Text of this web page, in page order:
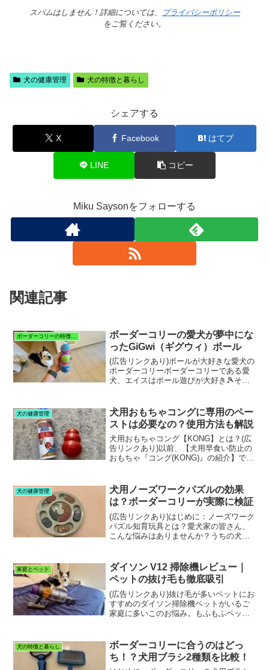
スパムはしません！詳細については、
プライバシーポリシー
をご覧ください。
犬の健康管理 犬の特徴と暮らし
シェアする
X Facebook はてブ
LINE コピー
Miku Saysonをフォローする
関連記事
ボーダーコリーの愛犬が夢中にな
ったGiGwi（ギグウィ）ボール
(広告リンクあり)ボールが大好きな愛犬の
ボーダーコリーボーダーコリーである愛
犬、エイスはボール遊びが大好き🎾それ
特に「ギグウィ (GiGwi)」というメーカー
のボールが...
犬の健康管理
犬用おもちゃコングに専用のペー
ストは必要なの？使用方法も解説
犬用おもちゃコング【KONG】とは？(広
告リンクあり)以前、【犬用早食い防止の
おもちゃ『コング(KONG)』の紹介】でも
ちゃ。愛犬がおやつをねだってきて、キ
リがない‥お...
犬の健康管理
犬用ノーズワークパズルの効果
は？ボーダーコリーが実際に検証
(広告リンクあり)はじめに：ノーズワーク
パズル知育玩具とは？愛犬家の皆さん、
こんな悩みはありませんか？うちの犬、
い特に、ボーダーコリーのような活発な
犬種は、散歩だけでは...
家庭とペット
ダイソン V12 掃除機レビュー｜
ペットの抜け毛も徹底吸引
(広告リンクあり)抜け毛が多いペットにお
すすめのダイソン掃除機ペットがいるご
家庭に多いこのお悩み。もふもふペット
存知の掃除機、ダイソンでした！特に、
ダイソン(Dyson...
犬の特徴と暮らし
ボーダーコリーに合うのはどっ
ち！？犬用ブラシ2種類を比較！